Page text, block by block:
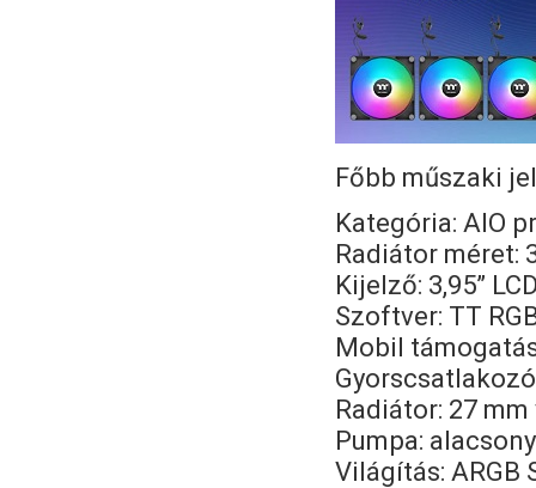
Főbb műszaki
Kategória: AIO
Radiátor méret:
Kijelző: 3,95”
Szoftver: TT
Mobil
Radiátor: 27
Pumpa:
Világítás: ARGB